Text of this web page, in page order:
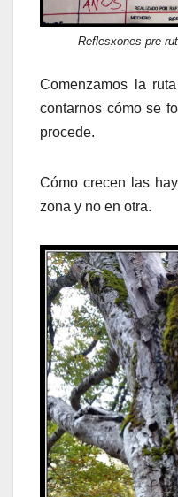
Reflesxones pre-
Comenzamos la
contarnos cómo se
procede.
Cómo crecen las
zona y no en otra.